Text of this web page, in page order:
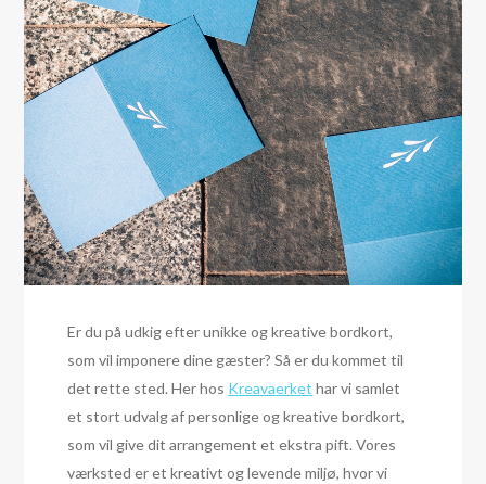
Er du på udkig efter unikke og kreative bordkort,
som vil imponere dine gæster? Så er du kommet til
det rette sted. Her hos Kreavaerket har vi samlet
et stort udvalg af personlige og kreative bordkort,
som vil give dit arrangement et ekstra pift. Vores
værksted er et kreativt og levende miljø, hvor vi